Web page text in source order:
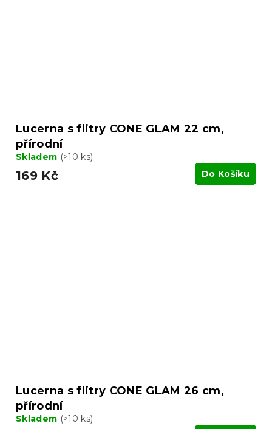
Lucerna s flitry CONE GLAM 22 cm,
přírodní
Skladem (>10 ks)
169 Kč Do Košíku
Lucerna s flitry CONE GLAM 26 cm,
přírodní
Skladem (>10 ks)